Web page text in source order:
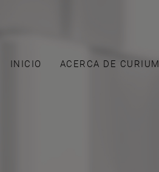
INICIO ACERCA DE CURIUM